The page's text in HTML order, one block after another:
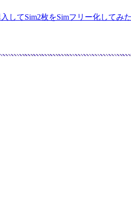
してSim2枚をSimフリー化してみ